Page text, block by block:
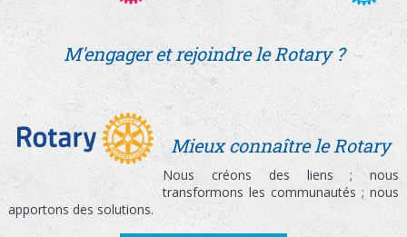
M'engager et rejoindre le Rotary ?
Mieux connaître le Rotary
Nous créons des liens ; nous
transformons les communautés ; nous
apportons des solutions.